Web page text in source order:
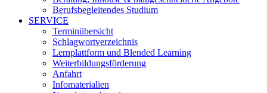
Berufsbegleitendes Studium
SERVICE
Terminübersicht
Schlagwortverzeichnis
Lernplattform und Blended Learning
Weiterbildungsförderung
Anfahrt
Infomaterialien